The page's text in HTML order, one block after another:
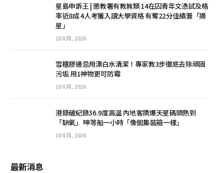
星島申訴王 | 懲教署有教無類 14在囚青年文憑試及格
率近8成 4人考獲入讀大學資格 有奪22分佳績兼「摘
星」
10 8 月, 2026
雪櫃膠邊忌用漂白水清潔！專家教3步徹底去除頑固
污垢 用1神物更可防霉
10 8 月, 2026
港錄破紀錄36.9度高溫 內地客擠爆天星碼頭熱到
「缺氧」 呻等船一小時「像個集裝箱一樣」
10 8 月, 2026
最新消息